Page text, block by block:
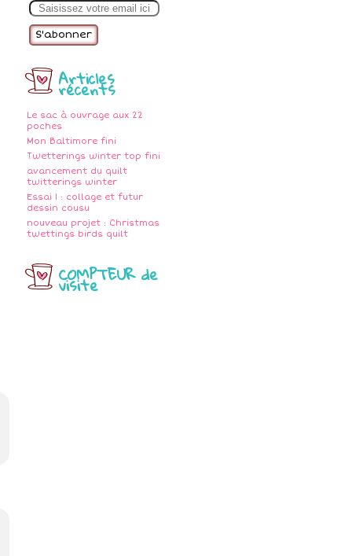
m
Articles
récents
Le sac à ouvrage aux 22
poches
Mon Baltimore fini
Twetterings winter top fini
avancement du quilt
twitterings winter
Essai 1 : collage et futur
dessin cousu
nouveau projet : Christmas
twettings birds quilt
COMPTEUR de
visite